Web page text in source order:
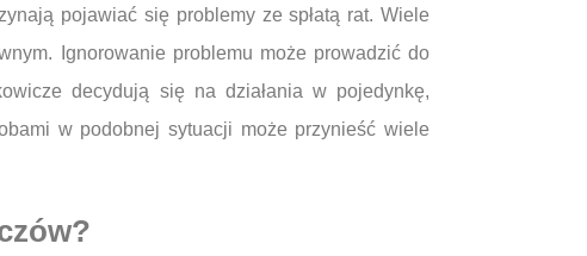
pojawiać się problemy ze spłatą rat. Wiele
Ignorowanie problemu może prowadzić do
decydują się na działania w pojedynkę,
w podobnej sytuacji może przynieść wiele